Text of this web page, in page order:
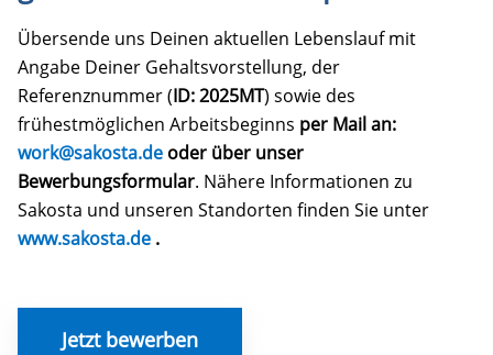
Übersende uns Deinen aktuellen Lebenslauf mit
Angabe Deiner Gehaltsvorstellung, der
Referenznummer (ID: 2025MT) sowie des
frühestmöglichen Arbeitsbeginns per Mail an:
work@sakosta.de oder über unser
Bewerbungsformular. Nähere Informationen zu
Sakosta und unseren Standorten finden Sie unter
www.sakosta.de .
Jetzt bewerben